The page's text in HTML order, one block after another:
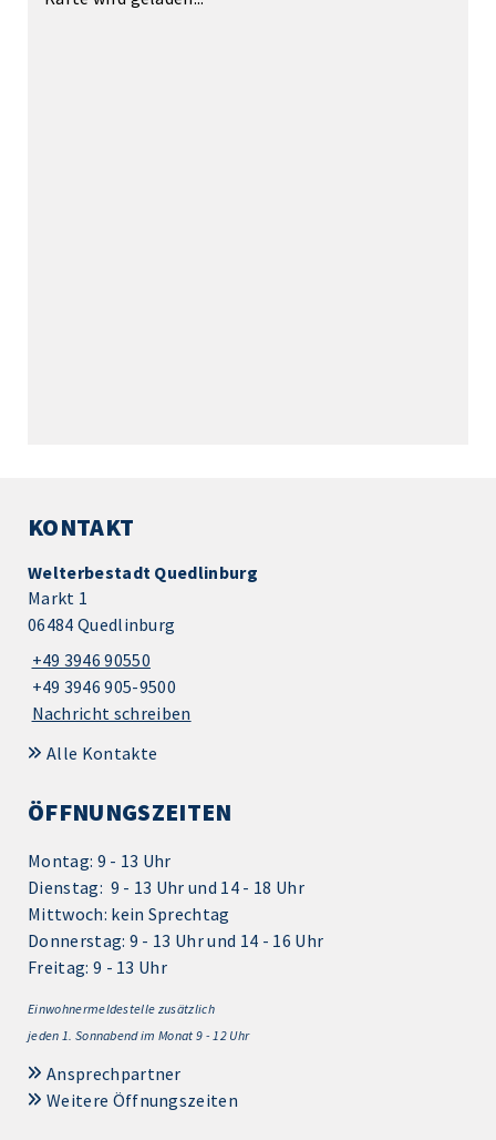
KONTAKT
Welterbestadt Quedlinburg
Markt 1
06484 Quedlinburg
+49 3946 90550
+49 3946 905-9500
Nachricht schreiben
Alle Kontakte
ÖFFNUNGSZEITEN
Montag: 9 - 13 Uhr
Dienstag: 9 - 13 Uhr und 14 - 18 Uhr
Mittwoch: kein Sprechtag
Donnerstag: 9 - 13 Uhr und 14 - 16 Uhr
Freitag: 9 - 13 Uhr
Einwohnermeldestelle zusätzlich
jeden 1. Sonnabend im Monat 9 - 12 Uhr
Ansprechpartner
Weitere Öffnungszeiten